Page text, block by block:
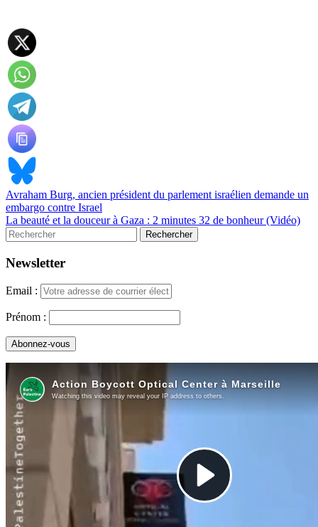
Avraham Burg, ancien président du parlement israélien demande un
embargo contre Israel
La beauté et la douceur à Gaza : 2 minutes 32 de bonheur (Vidéo)
Newsletter
Email :
Prénom :